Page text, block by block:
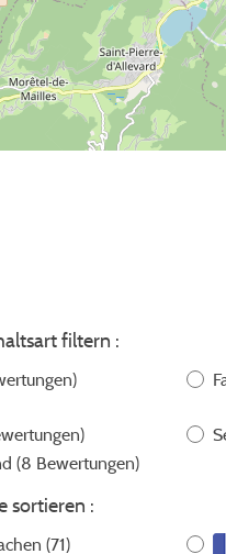
filtern :
(8 Bewertungen)
sortieren :
(71)